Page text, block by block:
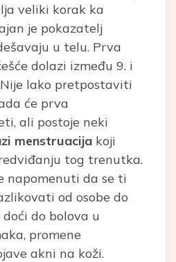
veliki korak ka
je pokazatelj
u telu. Prva
dolazi između 9. i
lako pretpostaviti
će prva
ali postoje neki
menstruacija koji
tog trenutka.
napomenuti da se ti
od osobe do
doći do bolova u
promene
akni na koži.